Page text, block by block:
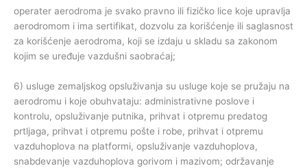
operater aerodroma je svako pravno ili fizičko lice koje upravlja
aerodromom i ima sertifikat, dozvolu za korišćenje ili saglasnost
za korišćenje aerodroma, koji se izdaju u skladu sa zakonom
kojim se uređuje vazdušni saobraćaj;
6) usluge zemaljskog opsluživanja su usluge koje se pružaju na
aerodromu i koje obuhvataju: administrativne poslove i
kontrolu, opsluživanje putnika, prihvat i otpremu predatog
prtljaga, prihvat i otpremu pošte i robe, prihvat i otpremu
vazduhoplova na platformi, opsluživanje vazduhoplova,
snabdevanje vazduhoplova gorivom i mazivom; održavanje